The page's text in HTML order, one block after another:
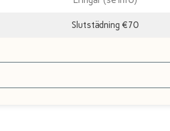
Slutstädning €70